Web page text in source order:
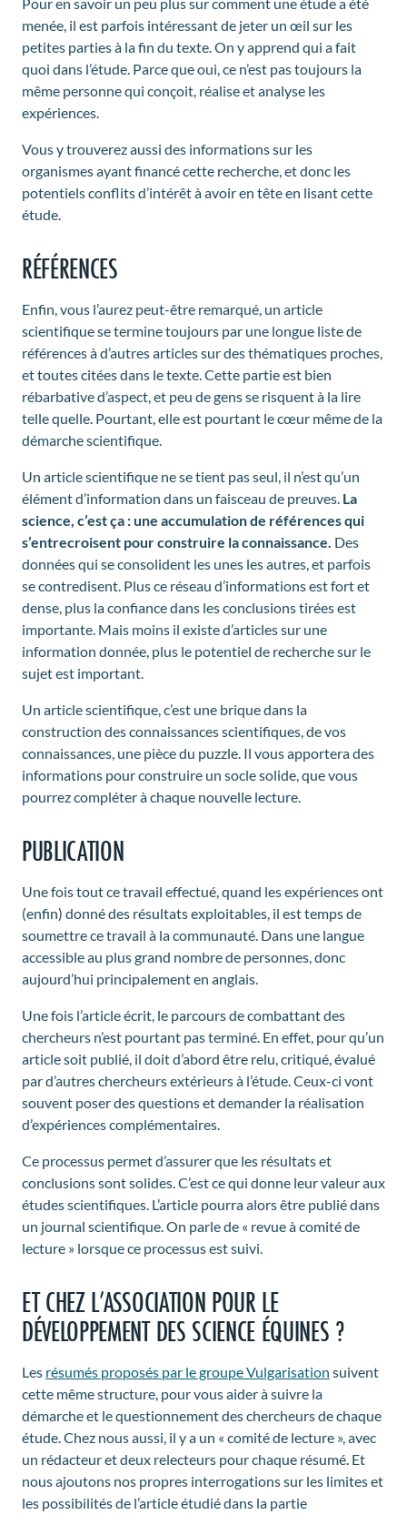
menée, il est parfois intéressant de jeter un œil sur les
petites parties à la fin du texte. On y apprend qui a fait
quoi dans l’étude. Parce que oui, ce n’est pas toujours la
même personne qui conçoit, réalise et analyse les
expériences.
Vous y trouverez aussi des informations sur les
organismes ayant financé cette recherche, et donc les
potentiels conflits d’intérêt à avoir en tête en lisant cette
étude.
RÉFÉRENCES
Enfin, vous l’aurez peut-être remarqué, un article
scientifique se termine toujours par une longue liste de
références à d’autres articles sur des thématiques proches,
et toutes citées dans le texte. Cette partie est bien
rébarbative d’aspect, et peu de gens se risquent à la lire
telle quelle. Pourtant, elle est pourtant le cœur même de la
démarche scientifique.
Un article scientifique ne se tient pas seul, il n’est qu’un
élément d’information dans un faisceau de preuves. La
science, c’est ça : une accumulation de références qui
s’entrecroisent pour construire la connaissance. Des
données qui se consolident les unes les autres, et parfois
se contredisent. Plus ce réseau d’informations est fort et
dense, plus la confiance dans les conclusions tirées est
importante. Mais moins il existe d’articles sur une
information donnée, plus le potentiel de recherche sur le
sujet est important.
Un article scientifique, c’est une brique dans la
construction des connaissances scientifiques, de vos
connaissances, une pièce du puzzle. Il vous apportera des
informations pour construire un socle solide, que vous
pourrez compléter à chaque nouvelle lecture.
PUBLICATION
Une fois tout ce travail effectué, quand les expériences ont
(enfin) donné des résultats exploitables, il est temps de
soumettre ce travail à la communauté. Dans une langue
accessible au plus grand nombre de personnes, donc
aujourd’hui principalement en anglais.
Une fois l’article écrit, le parcours de combattant des
chercheurs n’est pourtant pas terminé. En effet, pour qu’un
article soit publié, il doit d’abord être relu, critiqué, évalué
par d’autres chercheurs extérieurs à l’étude. Ceux-ci vont
souvent poser des questions et demander la réalisation
d’expériences complémentaires.
Ce processus permet d’assurer que les résultats et
conclusions sont solides. C’est ce qui donne leur valeur aux
études scientifiques. L’article pourra alors être publié dans
un journal scientifique. On parle de « revue à comité de
lecture » lorsque ce processus est suivi.
ET CHEZ L’ASSOCIATION POUR LE
DÉVELOPPEMENT DES SCIENCE ÉQUINES ?
Les résumés proposés par le groupe Vulgarisation suivent
cette même structure, pour vous aider à suivre la
démarche et le questionnement des chercheurs de chaque
étude. Chez nous aussi, il y a un « comité de lecture », avec
un rédacteur et deux relecteurs pour chaque résumé. Et
nous ajoutons nos propres interrogations sur les limites et
les possibilités de l’article étudié dans la partie